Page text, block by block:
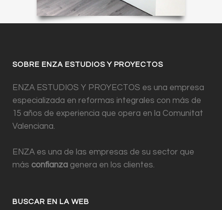
SOBRE ENZA ESTUDIOS Y PROYECTOS
ENZA ESTUDIOS Y PROYECTOS es una empresa
especializada en reformas integrales con más de
15 años de experiencia que opera en la Comunitat
Valenciana.
ENZA es una de las empresas de su sector que
más confianza genera en los clientes.
BUSCAR EN LA WEB